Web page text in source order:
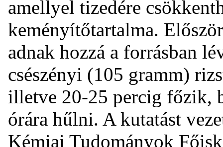
amellyel tizedére
keményítőtartalma.
adnak hozzá a forrásban
csészényi (105 gramm)
illetve 20-25 percig főzik,
órára hűlni. A kutatást
Kémiai Tudományok